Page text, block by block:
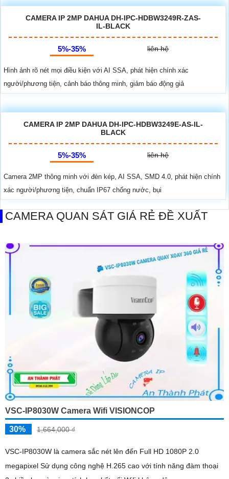
CAMERA IP 2MP DAHUA DH-IPC-HDBW3249R-ZAS-
IL-BLACK
5%-35% liên hệ
Hình ảnh rõ nét mọi điều kiện với AI SSA, phát hiện chính xác
người/phương tiện, cảnh báo thông minh, giảm báo động giả
CAMERA IP 2MP DAHUA DH-IPC-HDBW3249E-AS-IL-
BLACK
5%-35% liên hệ
Camera 2MP thông minh với đèn kép, AI SSA, SMD 4.0, phát hiện chính
xác người/phương tiện, chuẩn IP67 chống nước, bụi
CAMERA QUAN SÁT GIÁ RẺ ĐỀ XUẤT
VSC-IP8030W Camera Wifi VISIONCOP
30% 1,664,000 ₫
VSC-IP8030W là camera sắc nét lên đến Full HD 1080P 2.0
megapixel Sử dụng công nghệ H.265 cao với tính năng đàm thoại